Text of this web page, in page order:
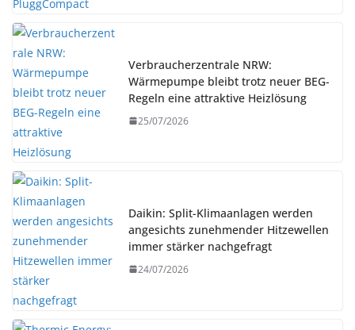
Verbraucherzentrale NRW:
Wärmepumpe bleibt trotz neuer BEG-
Regeln eine attraktive Heizlösung
25/07/2026
Daikin: Split-Klimaanlagen werden
angesichts zunehmender Hitzewellen
immer stärker nachgefragt
24/07/2026